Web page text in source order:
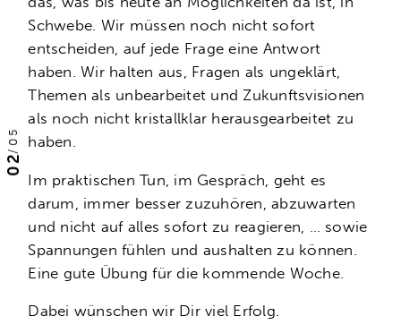
02
/
05
Schwebe. Wir müssen noch nicht sofort
entscheiden, auf jede Frage eine Antwort
haben. Wir halten aus, Fragen als ungeklärt,
Themen als unbearbeitet und Zukunftsvisionen
als noch nicht kristallklar herausgearbeitet zu
haben.
Im praktischen Tun, im Gespräch, geht es
darum, immer besser zuzuhören, abzuwarten
und nicht auf alles sofort zu reagieren, … sowie
Spannungen fühlen und aushalten zu können.
Eine gute Übung für die kommende Woche.
Dabei wünschen wir Dir viel Erfolg.